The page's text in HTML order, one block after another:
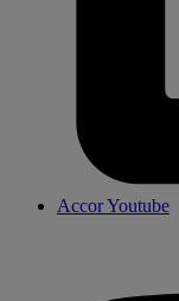
Accor Youtube